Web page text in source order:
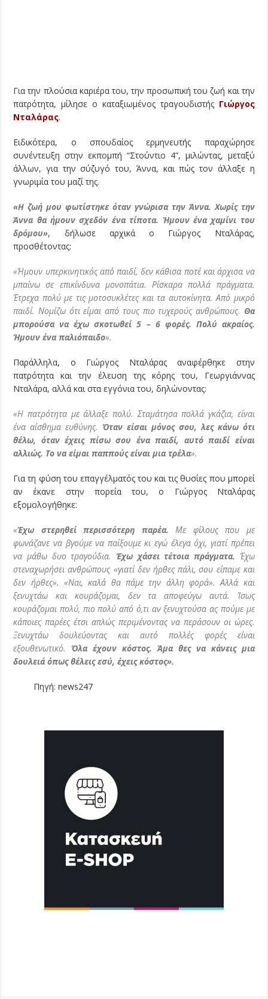
Για την πλούσια καριέρα του, την προσωπική του ζωή και την
πατρότητα, μίλησε ο καταξιωμένος τραγουδιστής Γιώργος
Νταλάρας.
Ειδικότερα, ο σπουδαίος ερμηνευτής παραχώρησε
συνέντευξη στην εκπομπή “Στούντιο 4”, μιλώντας, μεταξύ
άλλων, για την σύζυγό του, Άννα, και πώς τον άλλαξε η
γνωριμία του μαζί της.
«Η ζωή μου φωτίστηκε όταν γνώρισα την Άννα. Χωρίς την
Άννα θα ήμουν σχεδόν ένα τίποτα. Ήμουν ένα χαμίνι του
δρόμου», δήλωσε αρχικά ο Γιώργος Νταλάρας,
προσθέτοντας:
«Ήμουν υπερκινητικός από παιδί, δεν κάθισα ποτέ και άρχισα να
μπαίνω σε επικίνδυνα μονοπάτια. Ρίσκαρα πολλά πράγματα.
Έτρεχα πολύ με τις μοτοσυκλέτες και τα αυτοκίνητα. Από μικρό
παιδί. Νομίζω ότι είμαι από τους πιο τυχερούς ανθρώπους. Θα
μπορούσα να έχω σκοτωθεί 5 – 6 φορές. Πολύ ακραίος.
Ήμουν ένα παλιόπαιδο».
Παράλληλα, ο Γιώργος Νταλάρας αναφέρθηκε στην
πατρότητα και την έλευση της κόρης του, Γεωργιάννας
Νταλάρα, αλλά και στα εγγόνια του, δηλώνοντας:
«Η πατρότητα με άλλαξε πολύ. Σταμάτησα πολλά γκάζια, είναι
ένα αίσθημα ευθύνης.Όταν είσαι μόνος σου, λες κάνω ότι
θέλω, όταν έχεις πίσω σου ένα παιδί, αυτό παιδί είναι
αλλιώς. Το να είμαι παππούς είναι μια τρέλα».
Για τη φύση του επαγγέλματός του και τις θυσίες που μπορεί
αν έκανε στην πορεία του, ο Γιώργος Νταλάρας
εξομολογήθηκε:
«Έχω στερηθεί περισσότερη παρέα. Με φίλους που με
φωνάζανε να βγούμε να παίξουμε κι εγώ έλεγα όχι, γιατί πρέπει
να μάθω δυο τραγούδια. Έχω χάσει τέτοια πράγματα. Έχω
στεναχωρήσει ανθρώπους «γιατί δεν ήρθες πάλι, σου είπαμε και
δεν ήρθες». «Ναι, καλά θα πάμε την άλλη φορά». Αλλά και
ξενυχτάω και κουράζομαι, δεν τα αποφεύγω αυτά. Ίσως
κουράζομαι πολύ, πιο πολύ από ό,τι αν ξενυχτούσα ας πούμε με
κάποιες παρέες έτσι απλώς περιμένοντας να περάσουν οι ώρες.
Ξενυχτάω δουλεύοντας και αυτό πολλές φορές είναι
εξουθενωτικό.Όλα έχουν κόστος. Άμα θες να κάνεις μια
δουλειά όπως θέλεις εσύ, έχεις κόστος».
Πηγή: news247